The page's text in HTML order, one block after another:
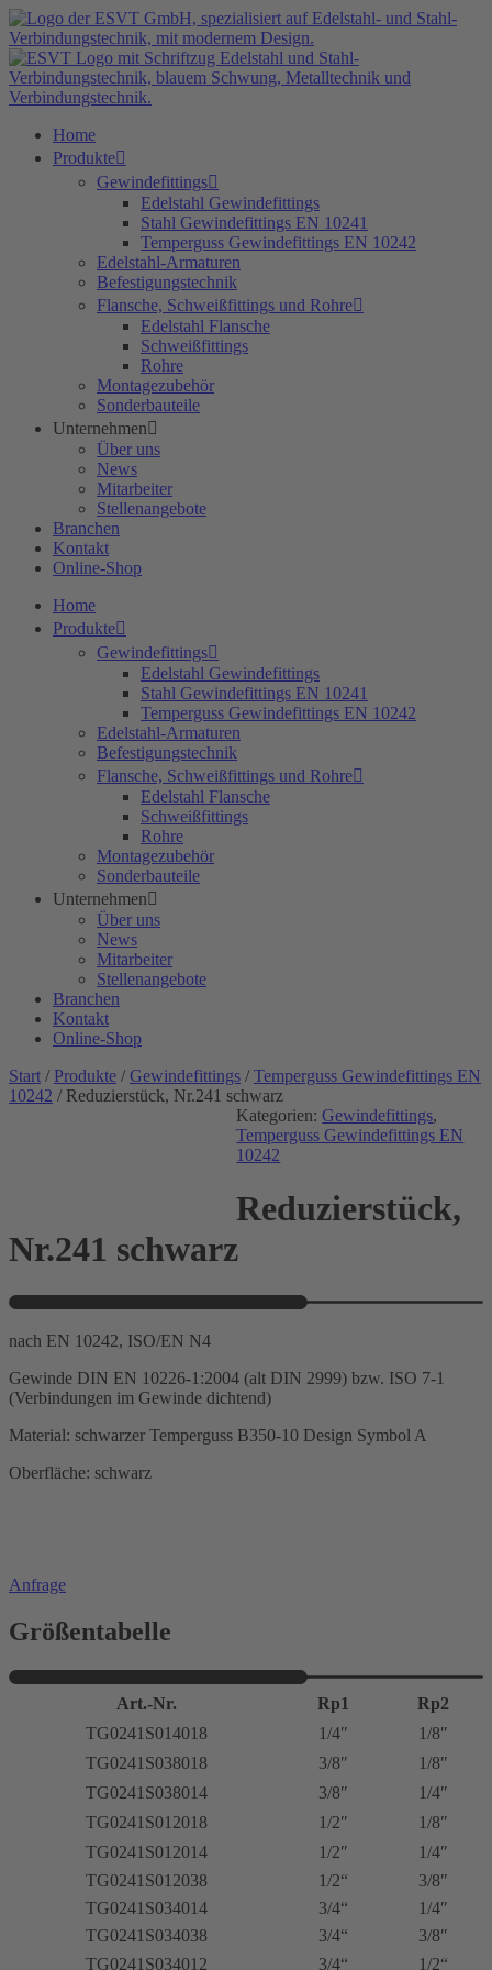
Zum
Inhalt
springen
Home
Produkte
Gewindefittings
Edelstahl Gewindefittings
Stahl Gewindefittings EN 10241
Temperguss Gewindefittings EN 10242
Edelstahl-Armaturen
Befestigungstechnik
Flansche, Schweißfittings und Rohre
Edelstahl Flansche
Schweißfittings
Rohre
Montagezubehör
Sonderbauteile
Unternehmen
Über uns
News
Mitarbeiter
Stellenangebote
Branchen
Kontakt
Online-Shop
Home
Produkte
Gewindefittings
Edelstahl Gewindefittings
Stahl Gewindefittings EN 10241
Temperguss Gewindefittings EN 10242
Edelstahl-Armaturen
Befestigungstechnik
Flansche, Schweißfittings und Rohre
Edelstahl Flansche
Schweißfittings
Rohre
Montagezubehör
Sonderbauteile
Unternehmen
Über uns
News
Mitarbeiter
Stellenangebote
Branchen
Kontakt
Online-Shop
Start / Produkte / Gewindefittings / Temperguss Gewindefittings EN
10242 / Reduzierstück, Nr.241 schwarz
Kategorien:Gewindefittings,
Temperguss Gewindefittings EN
10242
Reduzierstück,
Nr.241 schwarz
nach EN 10242, ISO/EN N4
Gewinde DIN EN 10226-1:2004 (alt DIN 2999) bzw. ISO 7-1
(Verbindungen im Gewinde dichtend)
Material: schwarzer Temperguss B350-10 Design Symbol A
Oberfläche: schwarz
Anfrage
Größentabelle
Art.-Nr. Rp1
Rp2
TG0241S014018
1/4″
1/8″
TG0241S038018
3/8″
1/8″
TG0241S038014
3/8″
1/4″
TG0241S012018
1/2″
1/8″
TG0241S012014
1/2″
1/4″
TG0241S012038
1/2“
3/8″
TG0241S034014
3/4“
1/4″
TG0241S034038
3/4“
3/8″
TG0241S034012
3/4“ 1/2“